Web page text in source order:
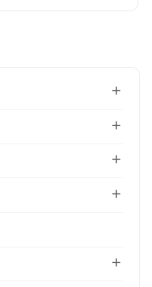




